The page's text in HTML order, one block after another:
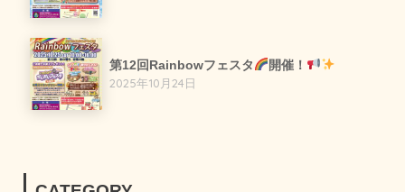
第12回Rainbowフェスタ
開催！
2025年10月24日